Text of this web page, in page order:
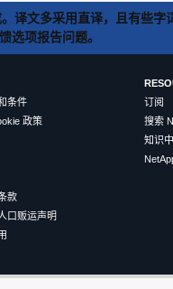
译文多采用直译，且有些字
选项报告问题。
条件
政策
款
口贩运声明
订阅
搜索
知识